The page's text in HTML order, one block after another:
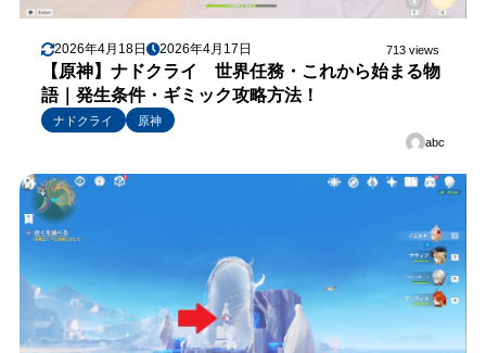
2026年4月18日 2026年4月17日 713 views
【原神】ナドクライ 世界任務・これから始まる物
語｜発生条件・ギミック攻略方法！
ナドクライ
原神
abc